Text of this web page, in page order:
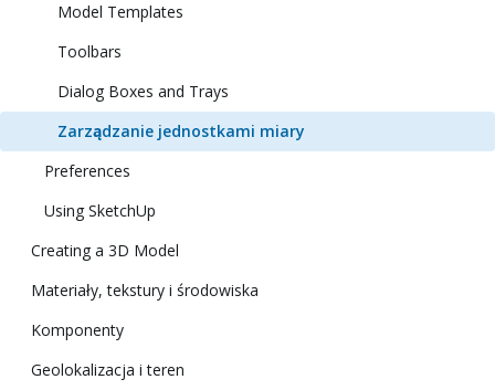
Model Templates
Toolbars
Dialog Boxes and Trays
Zarządzanie jednostkami miary
Preferences
Using SketchUp
Creating a 3D Model
Materiały, tekstury i środowiska
Komponenty
Geolokalizacja i teren